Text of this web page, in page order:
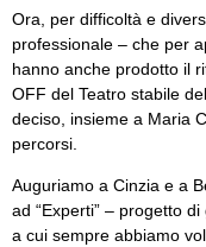
Ora, per difficoltà e
professionale – che per
hanno anche prodotto il
OFF del Teatro stabile
deciso, insieme a Maria
percorsi.
Auguriamo a Cinzia e a
ad “Experti” – progetto
a cui sempre abbiamo